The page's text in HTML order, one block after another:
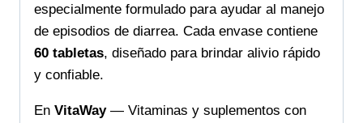
bienestar
cantidad
especialmente formulado para ayudar al manejo
de episodios de diarrea. Cada envase contiene
60 tabletas, diseñado para brindar alivio rápido
y confiable.
En VitaWay— Vitaminas y suplementos con